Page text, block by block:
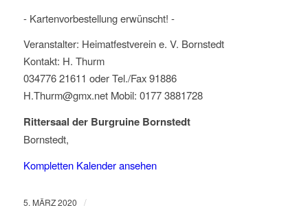
- Kartenvorbestellung erwünscht! -
Veranstalter: Heimatfestverein e. V. Bornstedt
Kontakt: H. Thurm
034776 21611 oder Tel./Fax 91886
H.Thurm@gmx.net Mobil: 0177 3881728
Rittersaal der Burgruine Bornstedt
Bornstedt,
Kompletten Kalender ansehen
5. MÄRZ 2020 /